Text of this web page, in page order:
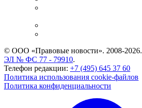
© ООО «Правовые новости». 2008-2026.
ЭЛ № ФС 77 - 79910.
Телефон редакции: +7 (495) 645 37 60
Политика использования cookie-файлов
Политика конфиденциальности